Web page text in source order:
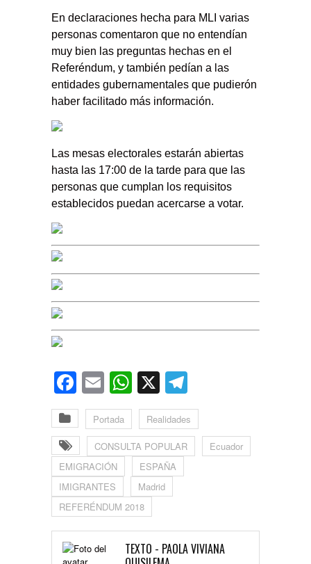
En declaraciones hecha para MLI varias
personas comentaron que no entendían
muy bien las preguntas hechas en el
Referéndum, y también pedían a las
entidades gubernamentales que pudierón
haber facilitado más información.
Las mesas electorales estarán abiertas
hasta las 17:00 de la tarde para que las
personas que cumplan los requisitos
establecidos puedan acercarse a votar.
Facebook
EmailWhatsApp
X
Portada Realidades
CONSULTA POPULAR
Ecuador
EMIGRACIÓN
ESPAÑA
IMIGRANTES
Madrid
REFERÉNDUM 2018
TEXTO - PAOLA VIVIANA